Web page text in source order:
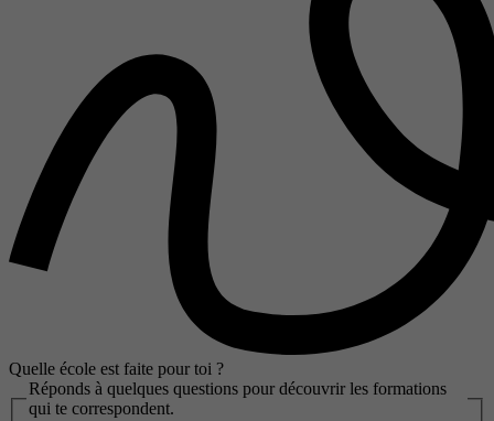
Quelle école est faite pour toi ?
Réponds à quelques questions pour découvrir les formations
qui te correspondent.